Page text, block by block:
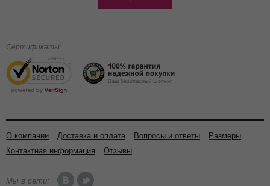
Сертификаты:
О компании Доставка и оплата Вопросы и ответы
Размеры
Контактная информация
Отзывы
Мы в сети: